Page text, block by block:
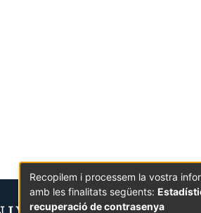
Recopilem i processem la vostra
amb les finalitats següents:
recuperació de contrasenya